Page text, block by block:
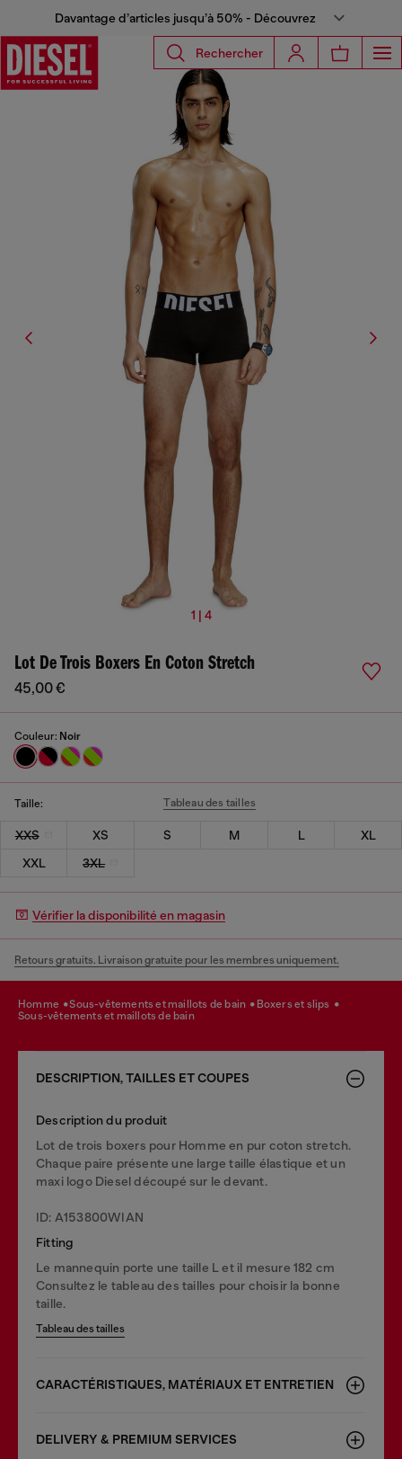
Davantage d’articles jusqu’à 50% - Découvrez
Rechercher
1 | 4
Lot De Trois Boxers En Coton Stretch
45,00 €
Couleur: Noir
Taille: Tableau des tailles
XXS XS S M L
XL
XXL
3XL
Vérifier la disponibilité en magasin
Retours gratuits. Livraison gratuite pour les membres uniquement.
homme sous-vêtements et maillots de bain
boxers et slips
sous-vêtements et maillots de bain
DESCRIPTION, TAILLES ET COUPES
Description du produit
Lot de trois boxers pour Homme en pur coton stretch.
Chaque paire présente une large taille élastique et un
maxi logo Diesel découpé sur le devant.
ID: A153800WIAN
Fitting
Le mannequin porte une taille L et il mesure 182 cm
Consultez le tableau des tailles pour choisir la bonne
taille.
Tableau des tailles
CARACTÉRISTIQUES, MATÉRIAUX ET ENTRETIEN
DELIVERY & PREMIUM SERVICES